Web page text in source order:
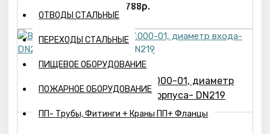
ОТВОДЫ СТАЛЬНЫЕ
ПЕРЕХОДЫ СТАЛЬНЫЕ
ПИЩЕВОЕ ОБОРУДОВАНИЕ
ПОЖАРНОЕ ОБОРУДОВАНИЕ
ПП- Трубы, Фитинги + Краны ПП+ Фланцы
9788р.
Воздухосборник А1И 017.000-01, диаметр
входа-DN25, диаметр корпуса- DN219
6420р.